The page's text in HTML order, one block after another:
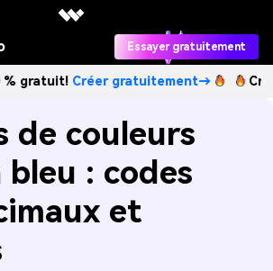
Essayer gratuitement
Créer gratuitement→ Créez des
de couleurs
bleu : codes
et